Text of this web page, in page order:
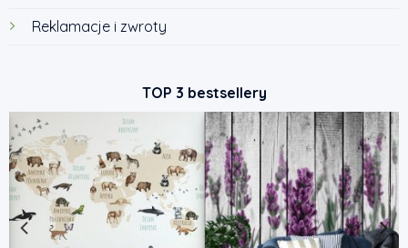
Reklamacje i zwroty
TOP 3 bestsellery